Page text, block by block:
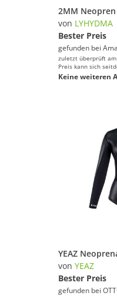
von LYHYDMA
Bester Preis
gefunden bei
zuletzt überprüft
Preis kann sich
Keine weiteren
von YEAZ
Bester Preis
gefunden bei